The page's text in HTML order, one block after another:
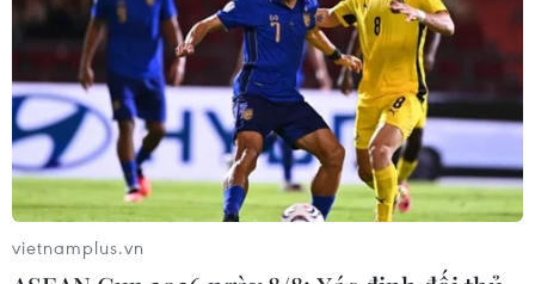
Theo dõi VietnamPlus
vietnamplus.vn